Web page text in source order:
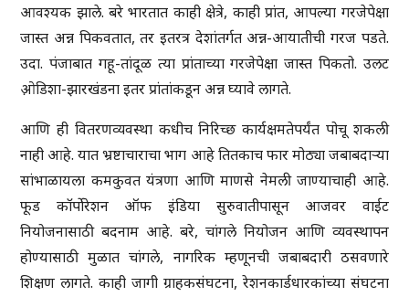
आवश्यक झाले. बरे भारतात काही क्षेत्रे, काही प्रांत, आपल्या गरजेपेक्षा
जास्त अन्न पिकवतात, तर इतरत्र देशांतर्गत अन्न-आयातीची गरज पडते.
उदा. पंजाबात गहू-तांदूळ त्या प्रांताच्या गरजेपेक्षा जास्त पिकतो. उलट
ओ़डिशा-झारखंडना इतर प्रांतांकडून अन्न घ्यावे लागते.
आणि ही वितरणव्यवस्था कधीच निरिच्छ कार्यक्षमतेपर्यंत पोचू शकली
नाही आहे. यात भ्रष्टाचाराचा भाग आहे तितकाच फार मोठ्या जबाबदाऱ्या
सांभाळायला कमकुवत यंत्रणा आणि माणसे नेमली जाण्याचाही आहे.
फूड कॉर्पोरेशन ऑफ इंडिया सुरुवातीपासून आजवर वाईट
नियोजनासाठी बदनाम आहे. बरे, चांगले नियोजन आणि व्यवस्थापन
होण्यासाठी मुळात चांगले, नागरिक म्हणूनची जबाबदारी ठसवणारे
शिक्षण लागते. काही जागी ग्राहकसंघटना, रेशनकार्डधारकांच्या संघटना